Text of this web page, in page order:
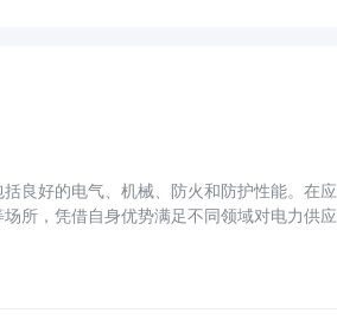
良好的电气、机械、防火和防护性能。在应
所，凭借自身优势满足不同领域对电力供应